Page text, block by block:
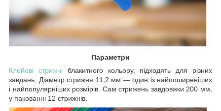
Параметри
Клейові стрижніблакитного кольору, підходять для різних
завдань. Діаметр стрижня 11,2 мм — один із найпоширеніших
і найпопулярніших розмірів. Сам стрижень завдовжки 200 мм,
у пакованні 12 стрижнів.